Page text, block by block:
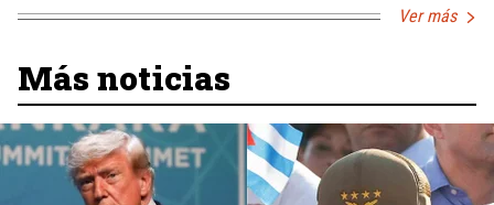
Ver más
Más noticias